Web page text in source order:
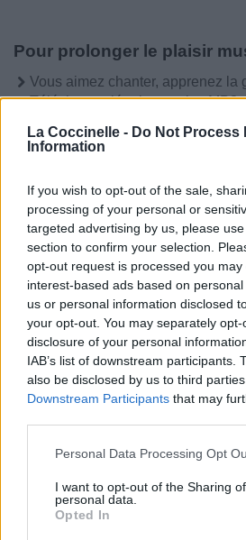
La Coccinelle - Do Not Process
Information
If you wish to opt-out of the sale,
processing of your personal or
targeted advertising by us, please
section to confirm your selection.
opt-out request is processed you may
interest-based ads based on
us or personal information disclosed
your opt-out. You may separately
disclosure of your personal
IAB’s list of downstream participants.
also be disclosed by us to third
Downstream Participants that may
Personal Data Processing Opt
I want to opt-out of the Sharing
personal data.
Opted In
Pour prolonger le plaisir
Vous aimez chanter, apprenez la
Télécharger légalement les MP3
Télécharger légalement les MP3
meilleur prix sur
Paroles + Traduction
Commentaires
Voir la vidéo de
Elley Duhé)»